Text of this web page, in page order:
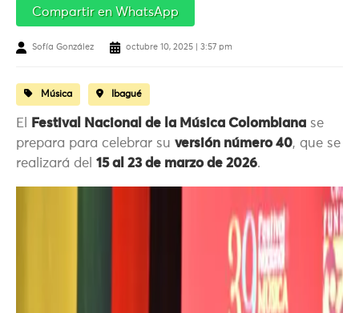
Compartir en WhatsApp
Sofía González octubre 10, 2025 | 3:57 pm
Música Ibagué
El Festival Nacional de la Música Colombiana se
prepara para celebrar su versión número 40, que se
realizará del 15 al 23 de marzo de 2026.